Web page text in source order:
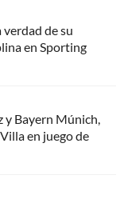
verdad de su
en Sporting
y Bayern Múnich,
en juego de